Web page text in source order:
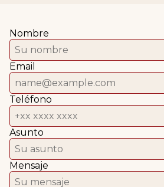
Nombre
Email
Teléfono
Asunto
Mensaje